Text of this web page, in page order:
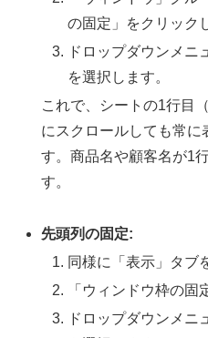
の固定」をクリック
ドロップダウンメニ
を選択します。
これで、シートの1行目
にスクロールしても常に
す。商品名や顧客名が1
す。
先頭列の固定:
同様に「表示」タブ
「ウィンドウ枠の固
ドロップダウンメニ